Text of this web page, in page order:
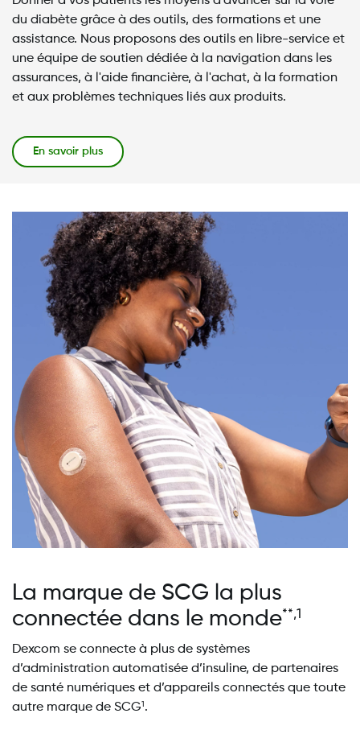
du diabète grâce à des outils, des formations et une
assistance. Nous proposons des outils en libre-service et
une équipe de soutien dédiée à la navigation dans les
assurances, à l'aide financière, à l'achat, à la formation
et aux problèmes techniques liés aux produits.
En savoir plus
La marque de SCG la plus
connectée dans le monde**,1
Dexcom se connecte à plus de systèmes
d’administration automatisée d’insuline, de partenaires
de santé numériques et d’appareils connectés que toute
autre marque de SCG1 .